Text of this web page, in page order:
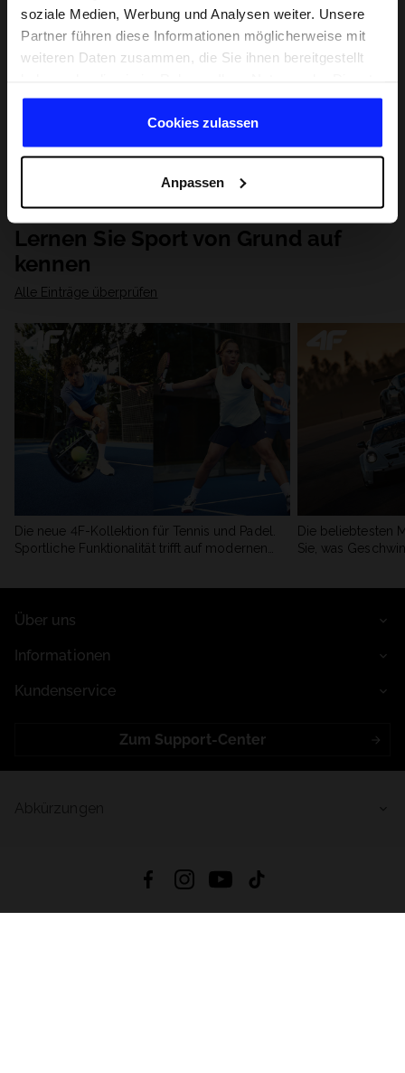
soziale Medien, Werbung und Analysen weiter. Unsere
Partner führen diese Informationen möglicherweise mit
weiteren Daten zusammen, die Sie ihnen bereitgestellt
gesammelt haben.
Cookies zulassen
Anpassen
Lernen Sie Sport von Grund auf
kennen
Alle Einträge überprüfen
Die neue 4F-Kollektion für Tennis und Padel.
Sportliche Funktionalität trifft auf modernen
Die beliebtesten
Sie, was
Über uns
Informationen
Kundenservice
Zum Support-Center